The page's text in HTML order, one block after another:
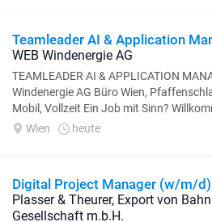
Teamleader AI & Application
WEB Windenergie AG
TEAMLEADER AI & APPLICATION
Windenergie AG Büro Wien,
Mobil, Vollzeit Ein Job mit Sinn?
Wien
heute
Digital Project Manager (w/m/d)
Plasser & Theurer, Export von
Gesellschaft m.b.H.